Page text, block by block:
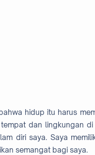
hidup itu harus
dan lingkungan
diri saya. Saya
semangat bagi saya.